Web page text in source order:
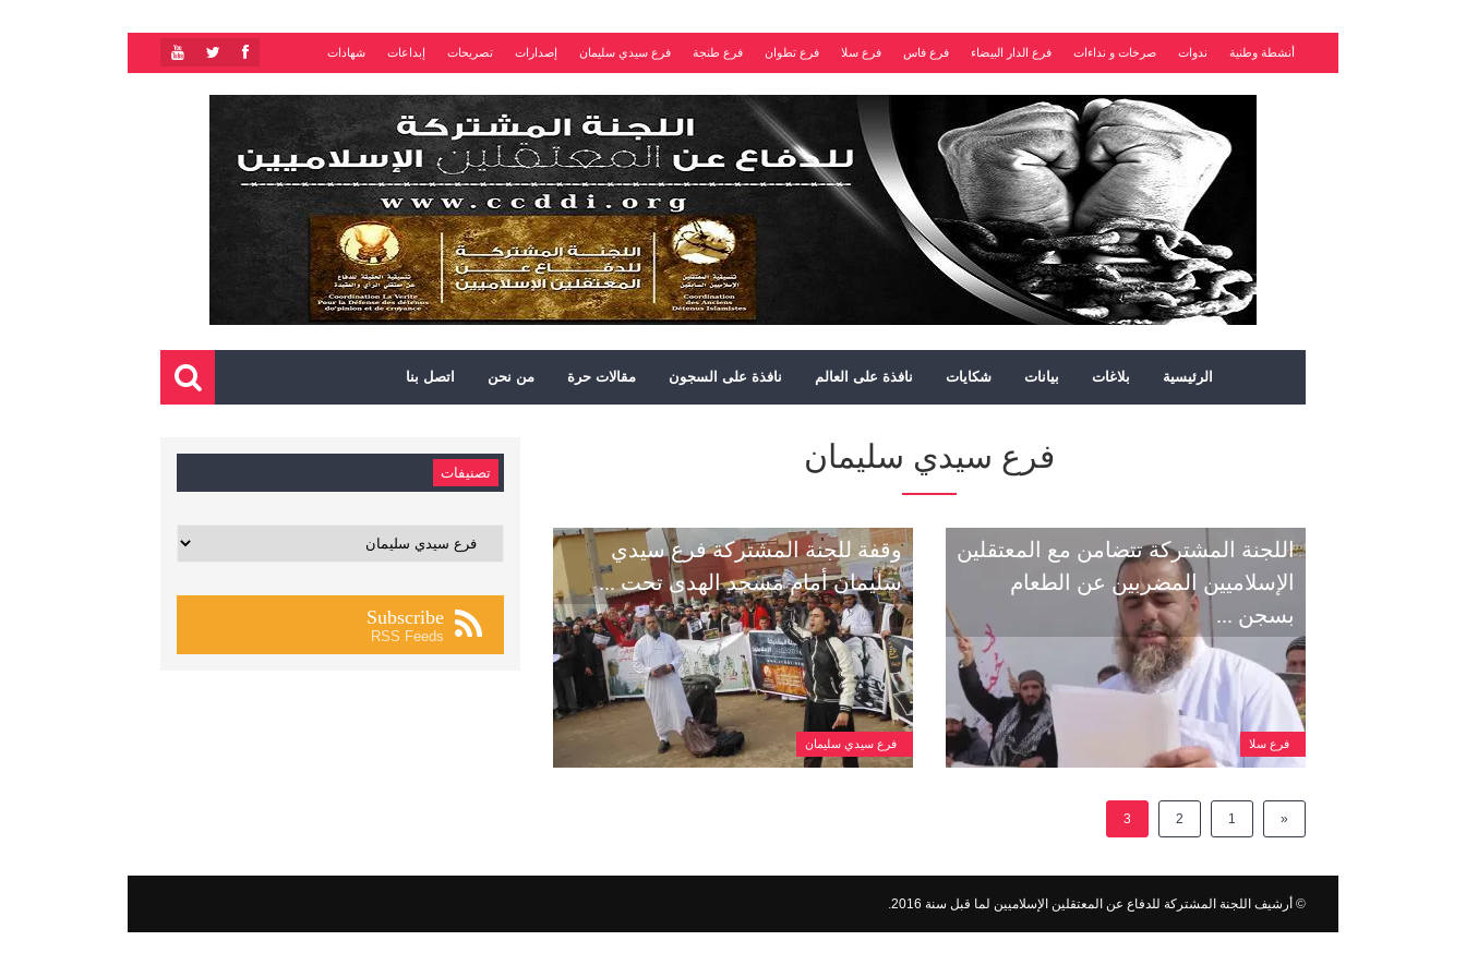
أنشطة وطنية ندوات صرخات و نداءات فرع الدار البيضاء فرع فاس فرع سلا فرع تطوان فرع طنجة فرع سيدي سليمان إصدارات تصريحات إبداعات شهادات
الرئيسية بلاغات بيانات شكايات نافذة على العالم نافذة على السجون مقالات حرة من نحن اتصل بنا
فرع سيدي سليمان
فرع سلا
اللجنة المشتركة تتضامن مع المعتقلين
الإسلاميين المضربين عن الطعام
بسجن ...
فرع سيدي سليمان
وقفة للجنة المشتركة فرع سيدي
سليمان أمام مسجد الهدى تحت ...
«
1
2
3
تصنيفات
Subscribe
RSS Feeds
© أرشيف اللجنة المشتركة للدفاع عن المعتقلين الإسلاميين لما قبل سنة 2016 .